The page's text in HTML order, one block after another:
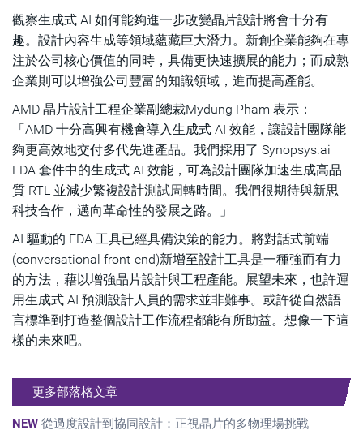
觀察生成式 AI 如何能夠進一步改變晶片設計將會十分有
趣。設計內容生成等領域蘊藏巨大潛力。新創企業能夠在專
注於公司核心價值的同時，具備更快速擴展的能力；而成熟
企業則可以增強公司豐富的知識領域，進而提高產能。
AMD 晶片設計工程企業副總裁Mydung Pham 表示：
「AMD 十分高興有機會導入生成式 AI 效能，讓設計團隊能
夠更高效地交付多代先進產品。我們採用了 Synopsys.ai
EDA 套件中的生成式 AI 效能，可為設計團隊加速生成高品
質 RTL 並減少繁複設計測試周轉時間。我們很期待與新思
科技合作，邁向革命性的發展之路。」
AI 驅動的 EDA 工具已經具備決策的能力。將對話式前端
(conversational front-end)新增至設計工具是一種強而有力
的方法，藉以增強晶片設計與工程產能。展望未來，也許運
用生成式 AI 預測設計人員的需求並非難事。或許從自然語
言標準到打造整個設計工作流程都能有所助益。想像一下這
樣的未來吧。
更多部落格文章
NEW 從過度設計到協同設計：正視晶片的多物理場挑戰